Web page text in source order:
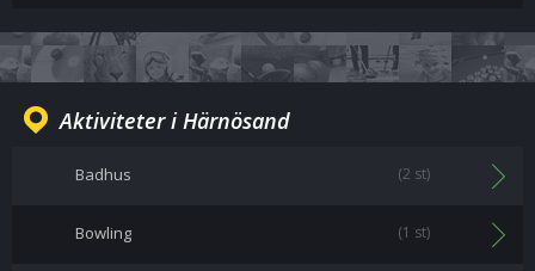
Aktiviteter i Härnösand
Badhus (2 st)
Bowling (1 st)